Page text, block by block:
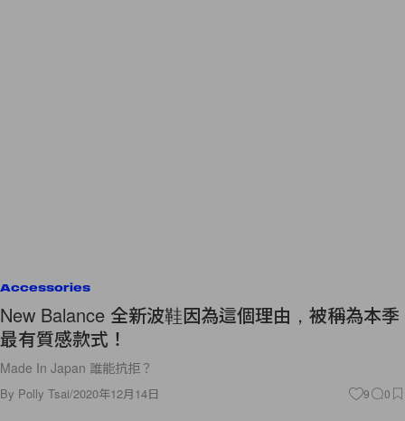
Accessories
New Balance 全新波鞋因為這個理由，被稱為本季
最有質感款式！
Made In Japan 誰能抗拒？
By Polly Tsai/2020年12月14日 9 0